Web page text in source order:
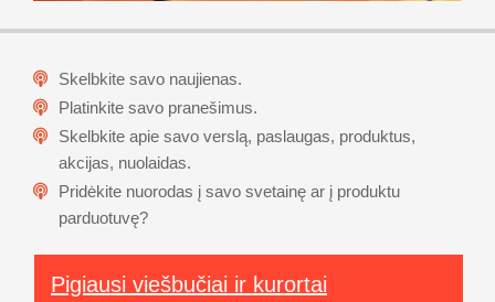
Skelbkite savo naujienas.
Platinkite savo pranešimus.
Skelbkite apie savo verslą, paslaugas, produktus,
akcijas, nuolaidas.
Pridėkite nuorodas į savo svetainę ar į produktu
parduotuvę?
Pigiausi viešbučiai ir kurortai